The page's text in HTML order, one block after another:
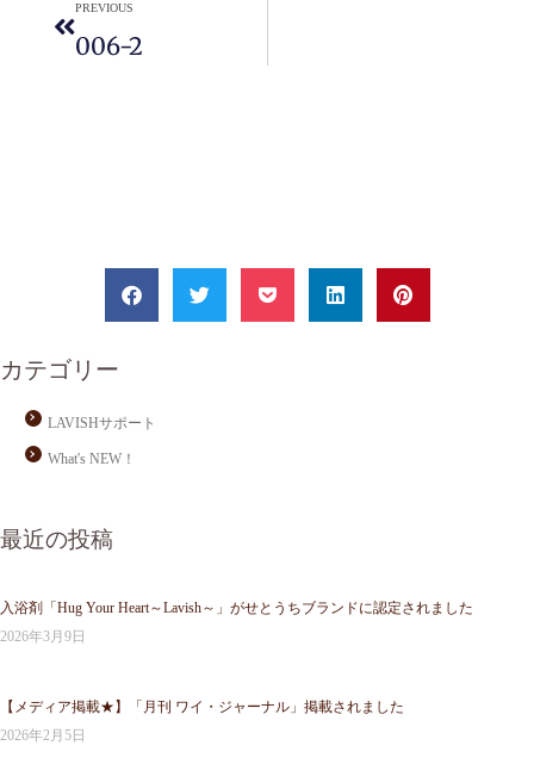
PREVIOUS
006-2
カテゴリー
LAVISHサポート
What's NEW！
最近の投稿
入浴剤「Hug Your Heart～Lavish～」がせとうちブランドに認定されました
2026年3月9日
【メディア掲載★】「月刊 ワイ・ジャーナル」掲載されました
2026年2月5日